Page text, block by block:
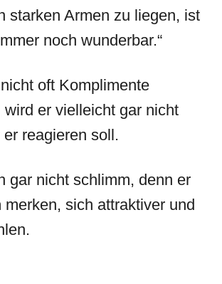
starken Armen zu liegen, ist
noch wunderbar.“
oft Komplimente
wird er vielleicht gar nicht
reagieren soll.
gar nicht schlimm, denn er
merken, sich attraktiver und